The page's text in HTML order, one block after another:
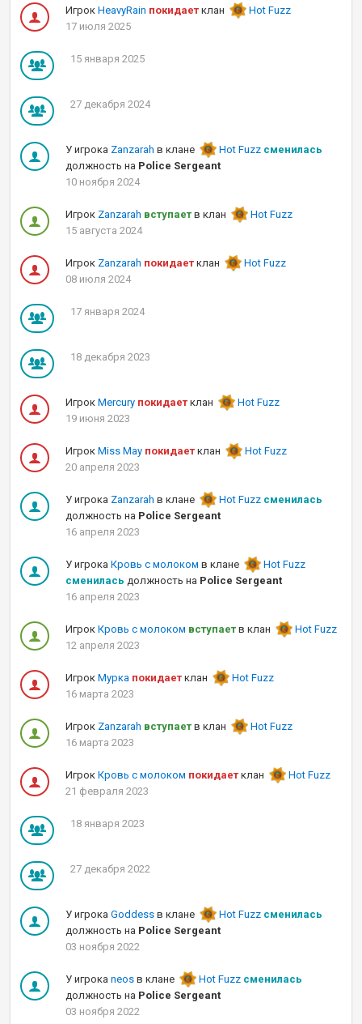
Игрок HeavyRain покидает клан
Hot Fuzz
17 июля 2025
15 января 2025
27 декабря 2024
У игрока Zanzarah в клане Hot Fuzz сменилась
должность на Police Sergeant
10 ноября 2024
Игрок Zanzarah вступает в клан
Hot Fuzz
15 августа 2024
Игрок Zanzarah покидает клан
Hot Fuzz
08 июля 2024
17 января 2024
18 декабря 2023
Игрок Mercury покидает клан
Hot Fuzz
19 июня 2023
Игрок Miss May покидает клан
Hot Fuzz
20 апреля 2023
У игрока Zanzarah в клане Hot Fuzz сменилась
должность на Police Sergeant
16 апреля 2023
У игрока Кровь с молоком в клане
Hot Fuzz
сменилась должность на Police Sergeant
16 апреля 2023
Игрок Кровь с молоком вступает в клан
Hot Fuzz
12 апреля 2023
Игрок Мурка покидает клан
Hot Fuzz
16 марта 2023
Игрок Zanzarah вступает в клан
Hot Fuzz
16 марта 2023
Игрок Кровь с молоком покидает клан
Hot Fuzz
21 февраля 2023
18 января 2023
27 декабря 2022
У игрока Goddess в клане Hot Fuzz сменилась
должность на Police Sergeant
03 ноября 2022
У игрока neos в клане Hot Fuzz сменилась
должность на Police Sergeant
03 ноября 2022